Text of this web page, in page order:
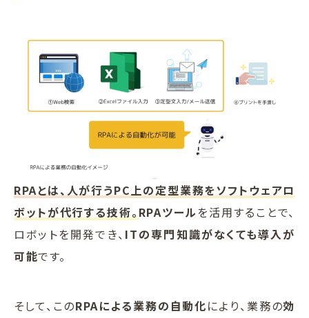
RPAとは、人が行うPC上の定型業務をソフトウェアロ
ボットが代行する技術。 RPAツール を活用することで、
ロボットを開発でき、 ITの専門知識がなくても導入が
可能です。
そして、このRPAによる業務の自動化により、業務の効